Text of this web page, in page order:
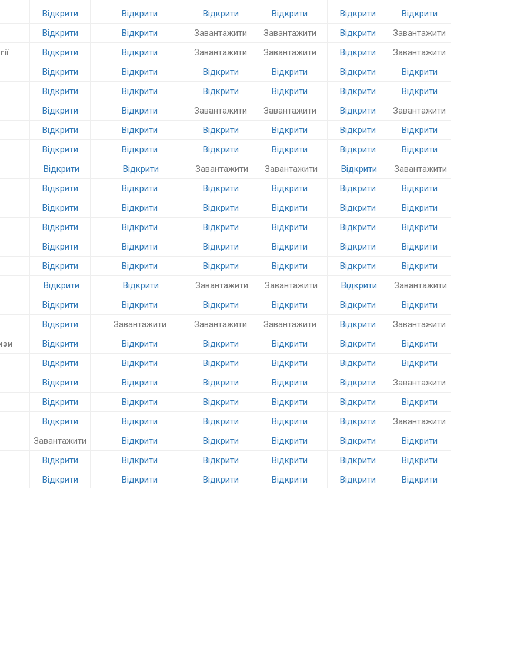
Відкрити Відкрити Відкрити Відкрити Відкрити
Відкрити
Відкрити Відкрити Завантажити Завантажити Відкрити
Завантажити
Відкрити Відкрити Завантажити Завантажити Відкрити
Завантажити
Відкрити Відкрити Відкрити Відкрити Відкрити
Відкрити
Відкрити Відкрити Відкрити Відкрити Відкрити
Відкрити
Відкрити Відкрити Завантажити Завантажити Відкрити
Завантажити
Відкрити Відкрити Відкрити Відкрити Відкрити
Відкрити
Відкрити Відкрити Відкрити Відкрити Відкрити
Відкрити
Відкрити Відкрити Завантажити Завантажити Відкрити
Завантажити
Відкрити Відкрити Відкрити Відкрити Відкрити
Відкрити
Відкрити Відкрити Відкрити Відкрити Відкрити
Відкрити
Відкрити Відкрити Відкрити Відкрити Відкрити
Відкрити
Відкрити Відкрити Відкрити Відкрити Відкрити
Відкрити
Відкрити Відкрити Відкрити Відкрити Відкрити
Відкрити
Відкрити Відкрити Завантажити Завантажити Відкрити
Завантажити
Відкрити Відкрити Відкрити Відкрити Відкрити
Відкрити
Відкрити Завантажити Завантажити Завантажити Відкрити
Завантажити
Відкрити Відкрити Відкрити Відкрити Відкрити
Відкрити
Відкрити Відкрити Відкрити Відкрити Відкрити
Відкрити
Відкрити Відкрити Відкрити Відкрити Відкрити
Завантажити
Відкрити Відкрити Відкрити Відкрити Відкрити
Відкрити
Відкрити Відкрити Відкрити Відкрити Відкрити
Завантажити
Завантажити Відкрити Відкрити Відкрити Відкрити
Відкрити
Відкрити Відкрити Відкрити Відкрити Відкрити
Відкрити
Відкрити Відкрити Відкрити Відкрити Відкрити
Відкрити